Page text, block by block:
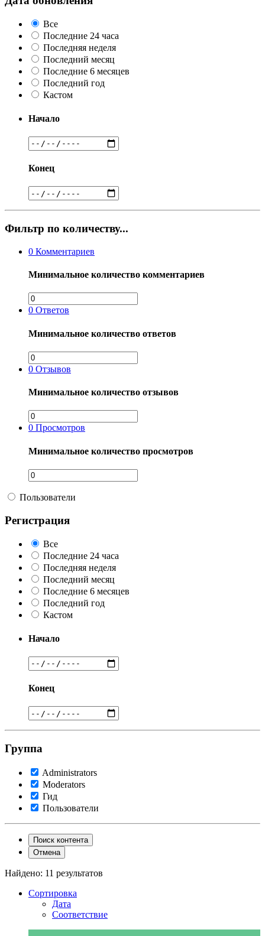
Все
Последние 24 часа
Последняя неделя
Последний месяц
Последние 6 месяцев
Последний год
Кастом
Начало
Конец
Фильтр по количеству...
0 Комментариев
Минимальное количество комментариев
0 Ответов
Минимальное количество ответов
0 Отзывов
Минимальное количество отзывов
0 Просмотров
Минимальное количество просмотров
Пользователи
Регистрация
Все
Последние 24 часа
Последняя неделя
Последний месяц
Последние 6 месяцев
Последний год
Кастом
Начало
Конец
Группа
Administrators
Moderators
Гид
Пользователи
Поиск контента
Отмена
Найдено: 11 результатов
Сортировка
Дата
Соответствие